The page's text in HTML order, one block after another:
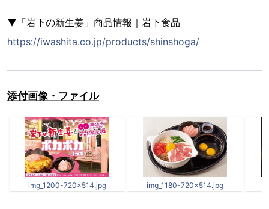
▼「岩下の新生姜」商品情報｜岩下食品
https://iwashita.co.jp/products/shinshoga/
添付画像・ファイル
img_1200-720x514.jpg img_1180-720x514.jpg